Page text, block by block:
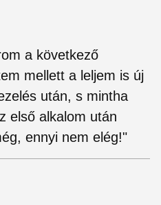
a következő
mellett a leljem is új
után, s mintha
első alkalom után
ennyi nem elég!"